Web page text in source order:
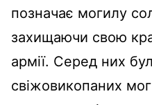
позначає могилу
захищаючи свою
армії. Серед них
свіжовикопаних